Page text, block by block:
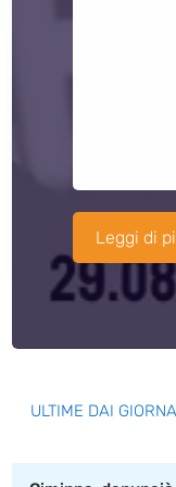
Leggi di
ULTIME DAI